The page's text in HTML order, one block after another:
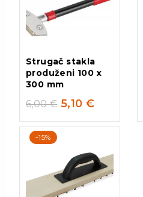
Strugač stakla
produženi 100 x
300 mm
6,00€ 5,10 €
-15%